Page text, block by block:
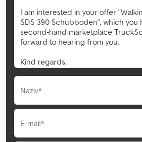
Naziv*
E-mail*